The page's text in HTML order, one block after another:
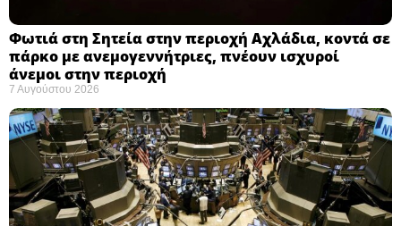
Φωτιά στη Σητεία στην περιοχή Αχλάδια, κοντά σε
πάρκο με ανεμογεννήτριες, πνέουν ισχυροί
άνεμοι στην περιοχή
7 Αυγούστου 2026